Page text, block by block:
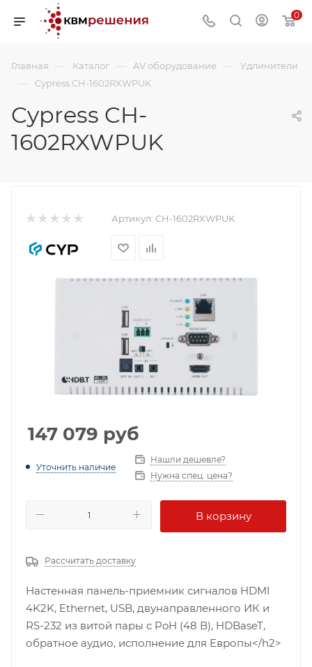
0
Главная — Каталог — AV оборудование — Удлинители
— Cypress CH-1602RXWPUK
Cypress CH-
1602RXWPUK
Артикул: CH-1602RXWPUK
147 079 руб
Уточнить наличие
Нашли дешевле?
Нужна спец. цена?
В корзину
Рассчитать доставку
Настенная панель-приемник сигналов HDMI
4K2K, Ethernet, USB, двунаправленного ИК и
RS-232 из витой пары с PoH (48 В), HDBaseT,
обратное аудио, исполнение для Европы</h2>